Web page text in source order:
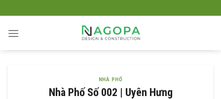
to
content
NHÀ PHỐ
Nhà Phố Số 002 | Uyên Hưng